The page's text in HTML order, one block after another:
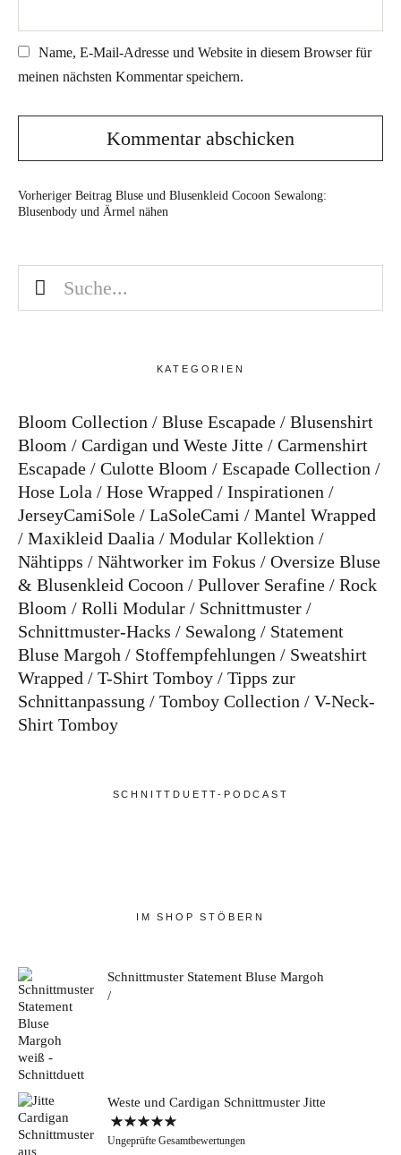
Name, E-Mail-Adresse und Website in diesem Browser für
meinen nächsten Kommentar speichern.
Vorheriger Beitrag Bluse und Blusenkleid Cocoon Sewalong:
Blusenbody und Ärmel nähen
KATEGORIEN
Bloom Collection Bluse Escapade
Blusenshirt
Bloom
Cardigan und Weste Jitte
Carmenshirt
Escapade
Culotte Bloom
Escapade Collection
Hose Lola
Hose Wrapped
Inspirationen
JerseyCamiSole
LaSoleCami
Mantel Wrapped
Maxikleid Daalia
Modular Kollektion
Nähtipps
Nähtworker im Fokus
Oversize Bluse
& Blusenkleid Cocoon
Pullover Serafine
Rock
Bloom
Rolli Modular
Schnittmuster
Schnittmuster-Hacks
Sewalong
Statement
Bluse Margoh
Stoffempfehlungen
Sweatshirt
Wrapped
T-Shirt Tomboy
Tipps zur
Schnittanpassung
Tomboy Collection
V-Neck-
Shirt Tomboy
SCHNITTDUETT-PODCAST
IM SHOP STÖBERN
Schnittmuster Statement Bluse Margoh
Weste und Cardigan Schnittmuster Jitte
Bewertet mit
5.00von 5
Ungeprüfte Gesamtbewertungen